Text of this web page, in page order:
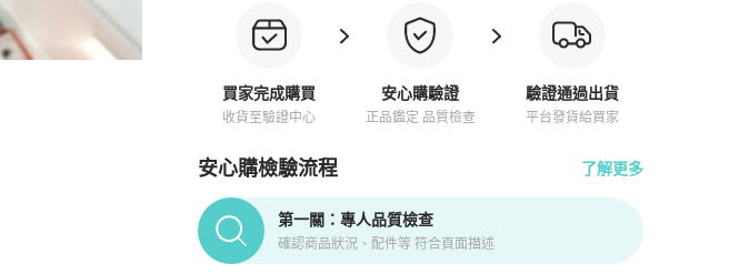
買家完成購買
收貨至驗證中心
安心購驗證
正品鑑定 品質檢查
驗證通過出貨
平台發貨給買家
安心購檢驗流程 了解更多
PopChill拍拍圈正品驗證、安心購檢驗流程介紹
第一關：專人品質檢查
確認商品狀況、配件等 符合頁面描述